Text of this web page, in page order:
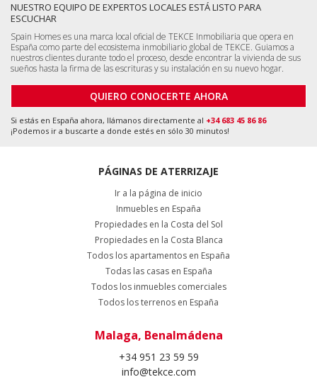
NUESTRO EQUIPO DE EXPERTOS LOCALES ESTÁ LISTO PARA
ESCUCHAR
Spain Homes es una marca local oficial de TEKCE Inmobiliaria que opera en
España como parte del ecosistema inmobiliario global de TEKCE. Guiamos a
nuestros clientes durante todo el proceso, desde encontrar la vivienda de sus
sueños hasta la firma de las escrituras y su instalación en su nuevo hogar.
QUIERO CONOCERTE AHORA
Si estás en España ahora, llámanos directamente al +34 683 45 86 86
¡Podemos ir a buscarte a donde estés en sólo 30 minutos!
PÁGINAS DE ATERRIZAJE
Ir a la página de inicio
Inmuebles en España
Propiedades en la Costa del Sol
Propiedades en la Costa Blanca
Todos los apartamentos en España
Todas las casas en España
Todos los inmuebles comerciales
Todos los terrenos en España
Malaga, Benalmádena
+34 951 23 59 59
info@tekce.com